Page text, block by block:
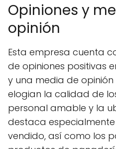
Opiniones y
opinión
Esta empresa cuenta
de opiniones positivas
y una media de opinión
elogian la calidad de
personal amable y la
destaca
vendido, así como los